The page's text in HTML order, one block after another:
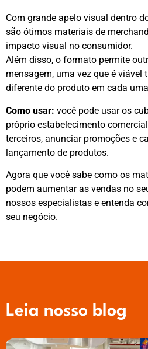
Com grande apelo visual dentro
são ótimos materiais de
impacto visual no consumidor.
Além disso, o formato permite
mensagem, uma vez que é viável
diferente do produto em cada
Como usar: você pode usar os
próprio estabelecimento
terceiros, anunciar promoções e
lançamento de produtos.
Agora que você sabe como os
podem aumentar as vendas no
nossos especialistas e entenda
seu negócio.
Leia nosso blog